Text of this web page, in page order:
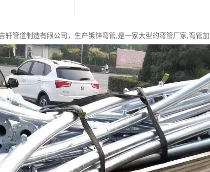
管道制造有限公司，生产镀锌弯管,是一家大型的弯管厂家,弯管加